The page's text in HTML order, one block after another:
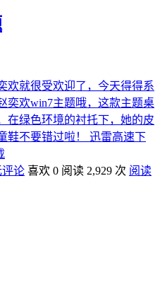
欢就很受欢迎了，今天得得系
奕欢win7主题哦，这款主题桌
在绿色环境的衬托下，她的皮
鞋不要错过啦！ 迅雷高速下
评论 喜欢 0 阅读 2,929 次 阅读